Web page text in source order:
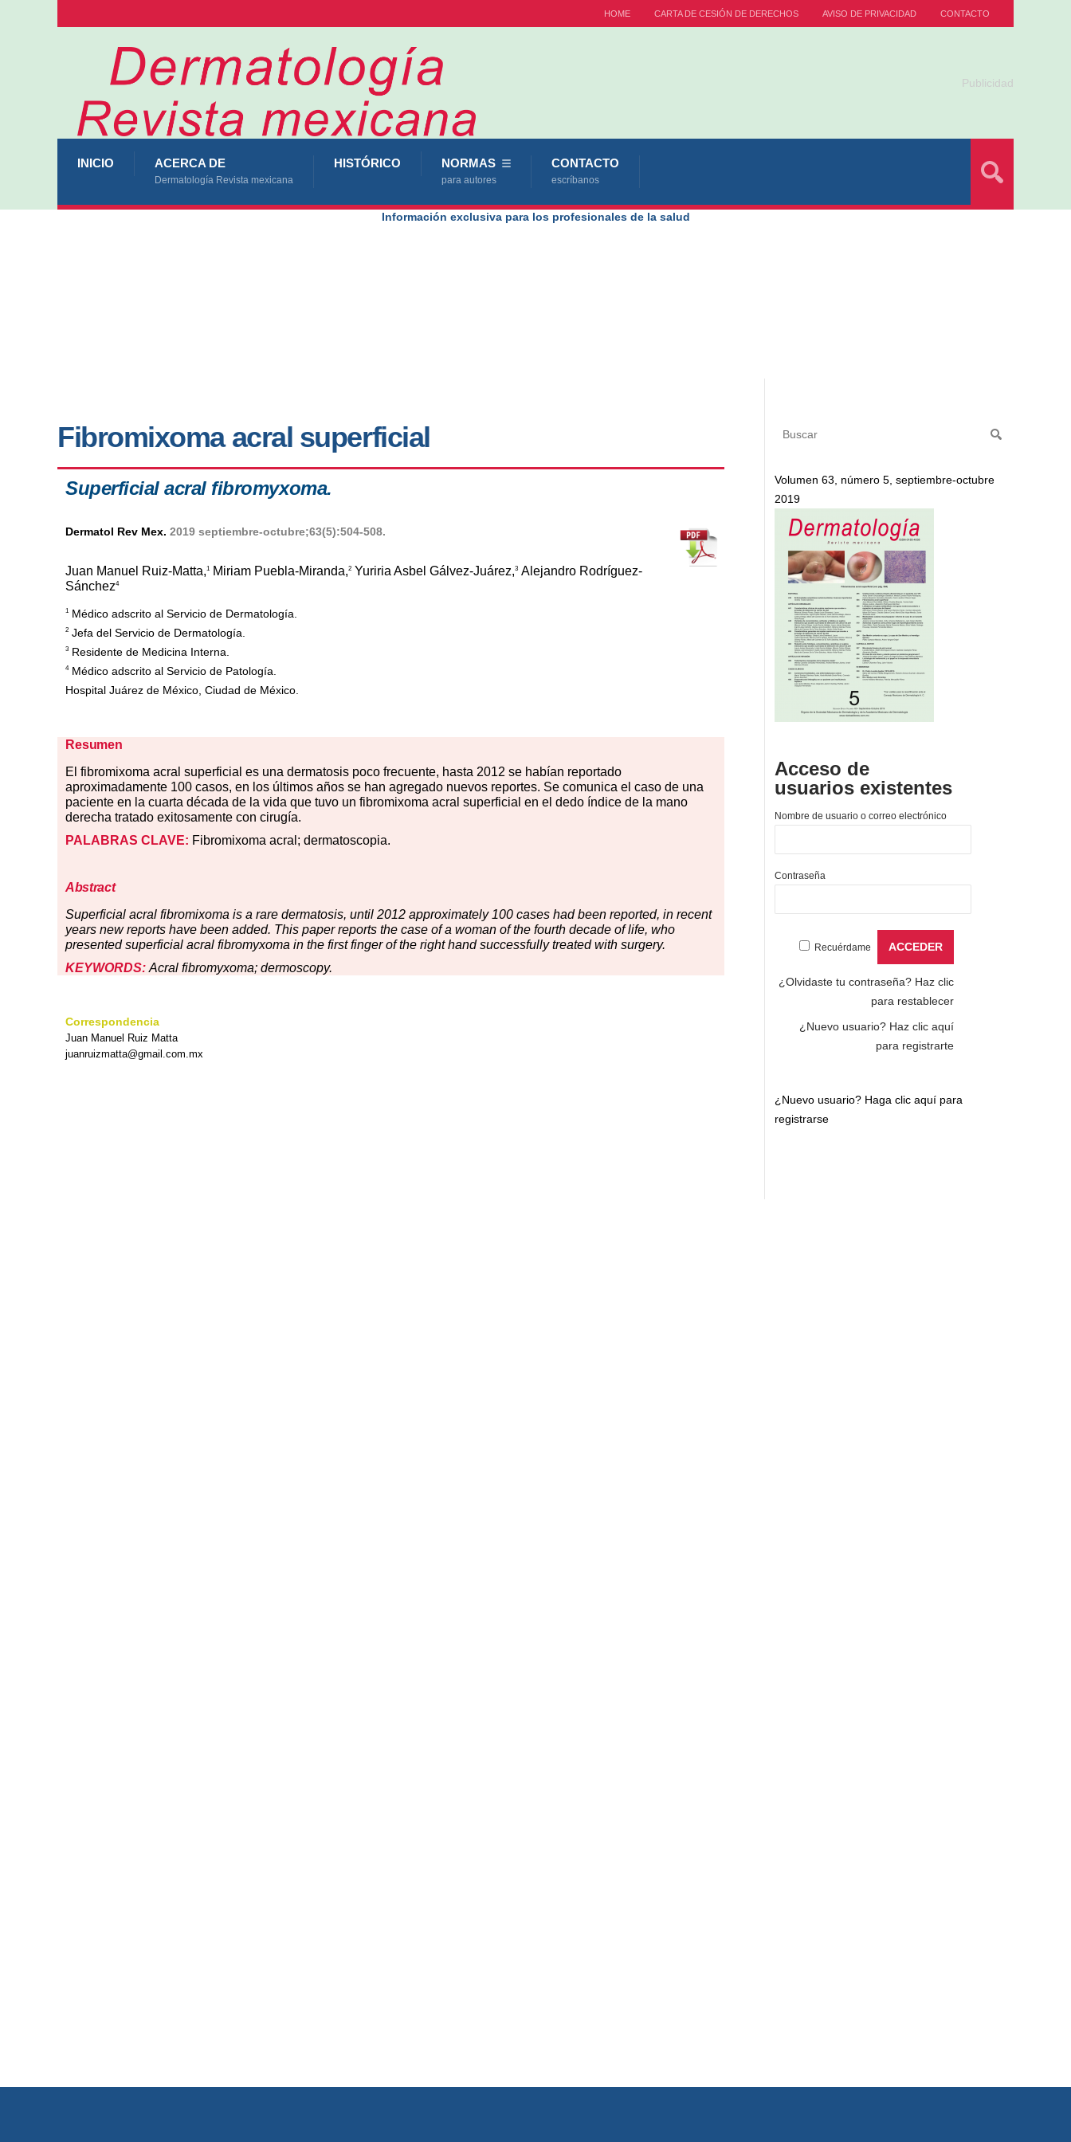
HOME CARTA DE CESIÓN DE DERECHOS AVISO DE PRIVACIDAD CONTACTO
Publicidad
INICIO ACERCA DE
Dermatología Revista mexicana
HISTÓRICO NORMAS
para autores
CONTACTO
escríbanos
Información exclusiva para los profesionales de la salud
Fibromixoma acral superficial
Superficial acral fibromyxoma.
Dermatol Rev Mex. 2019 septiembre-octubre;63(5):504-508.
Juan Manuel Ruiz-Matta,1 Miriam Puebla-Miranda,2 Yuriria Asbel Gálvez-Juárez,3 Alejandro Rodríguez-
Sánchez4
1 Médico adscrito al Servicio de Dermatología.
2 Jefa del Servicio de Dermatología.
3 Residente de Medicina Interna.
4Médico adscrito al Servicio de Patología.
Hospital Juárez de México, Ciudad de México.
Resumen
El fibromixoma acral superficial es una dermatosis poco frecuente, hasta 2012 se habían reportado
aproximadamente 100 casos, en los últimos años se han agregado nuevos reportes. Se comunica el caso de una
paciente en la cuarta década de la vida que tuvo un fibromixoma acral superficial en el dedo índice de la mano
derecha tratado exitosamente con cirugía.
PALABRAS CLAVE: Fibromixoma acral; dermatoscopia.
Abstract
Superficial acral fibromixoma is a rare dermatosis, until 2012 approximately 100 cases had been reported, in recent
years new reports have been added. This paper reports the case of a woman of the fourth decade of life, who
presented superficial acral fibromyxoma in the first finger of the right hand successfully treated with surgery.
KEYWORDS: Acral fibromyxoma; dermoscopy.
Correspondencia
Juan Manuel Ruiz Matta
juanruizmatta@gmail.com.mx
Volumen 63, número 5, septiembre-octubre
2019
Acceso de
usuarios existentes
Nombre de usuario o correo electrónico
Contraseña
Recuérdame
¿Olvidaste tu contraseña? Haz clic
para restablecer
¿Nuevo usuario? Haz clic aquí
para registrarte
¿Nuevo usuario? Haga clic aquí para
registrarse